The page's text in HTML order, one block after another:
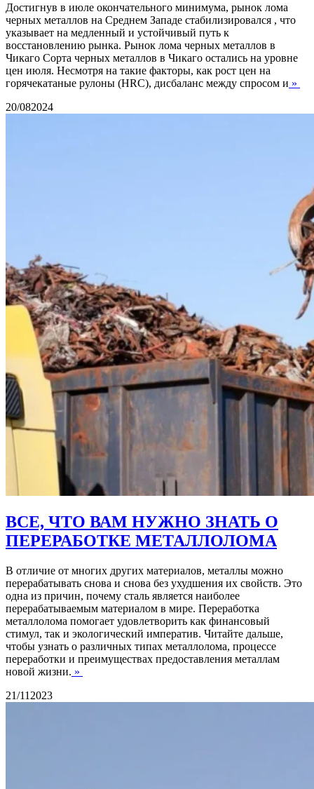
Достигнув в июле окончательного минимума, рынок лома
черных металлов на Среднем Западе стабилизировался , что
указывает на медленный и устойчивый путь к
восстановлению рынка. Рынок лома черных металлов в
Чикаго Сорта черных металлов в Чикаго остались на уровне
цен июля. Несмотря на такие факторы, как рост цен на
горячекатаные рулоны (HRC), дисбаланс между спросом и »
20/082024
ВСЕ, ЧТО ВАМ НУЖНО ЗНАТЬ О
ПЕРЕРАБОТКЕ МЕТАЛЛОЛОМА
В отличие от многих других материалов, металлы можно
перерабатывать снова и снова без ухудшения их свойств. Это
одна из причин, почему сталь является наиболее
перерабатываемым материалом в мире. Переработка
металлолома помогает удовлетворить как финансовый
стимул, так и экологический императив. Читайте дальше,
чтобы узнать о различных типах металлолома, процессе
переработки и преимуществах предоставления металлам
новой жизни. »
21/11 2023